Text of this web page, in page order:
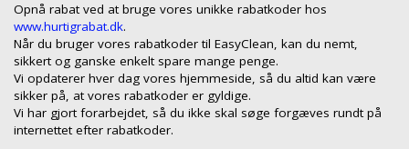
Opnå rabat ved at bruge vores unikke rabatkoder hos
www.hurtigrabat.dk.
Når du bruger vores rabatkoder til EasyClean, kan du nemt,
sikkert og ganske enkelt spare mange penge.
Vi opdaterer hver dag vores hjemmeside, så du altid kan være
sikker på, at vores rabatkoder er gyldige.
Vi har gjort forarbejdet, så du ikke skal søge forgæves rundt på
internettet efter rabatkoder.